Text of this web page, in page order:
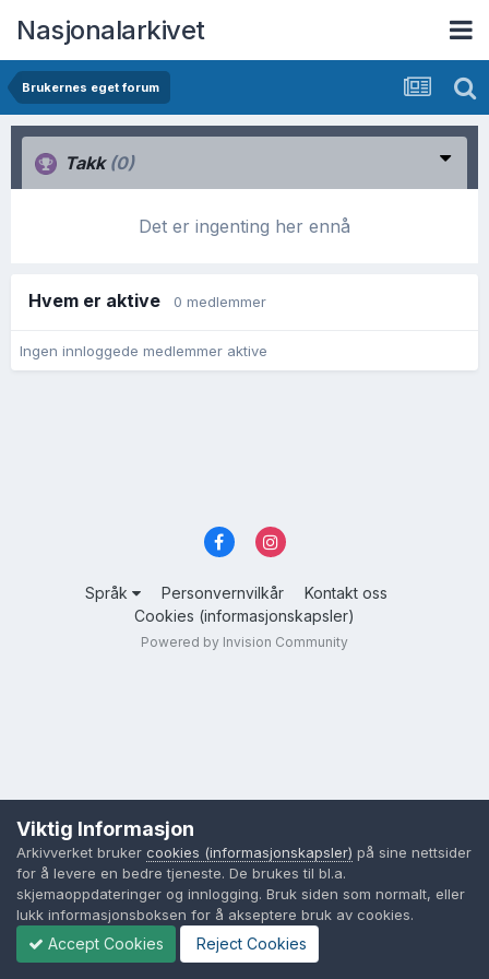
Nasjonalarkivet
Brukernes eget forum
Takk (0)
Det er ingenting her ennå
Hvem er aktive 0 medlemmer
Ingen innloggede medlemmer aktive
Språk Personvernvilkår
Kontakt oss
Cookies (informasjonskapsler)
Powered by Invision Community
Viktig Informasjon
Arkivverket bruker cookies (informasjonskapsler) på sine nettsider
for å levere en bedre tjeneste. De brukes til bl.a.
skjemaoppdateringer og innlogging. Bruk siden som normalt, eller
lukk informasjonsboksen for å akseptere bruk av cookies.
Accept Cookies Reject Cookies